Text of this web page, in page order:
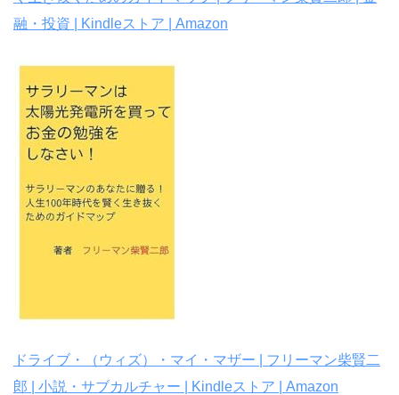
融・投資 | Kindleストア | Amazon
ドライブ・（ウィズ）・マイ・マザー | フリーマン柴賢二
郎 | 小説・サブカルチャー | Kindleストア | Amazon